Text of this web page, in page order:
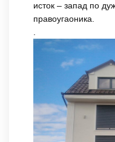
исток – запад по
правоугаоника.
.